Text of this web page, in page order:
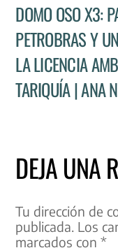
DOMO OSO X3:
PETROBRAS Y
LA LICENCIA
TARIQUÍA | ANA
DEJA UNA
Tu dirección de
publicada. Los
marcados con*